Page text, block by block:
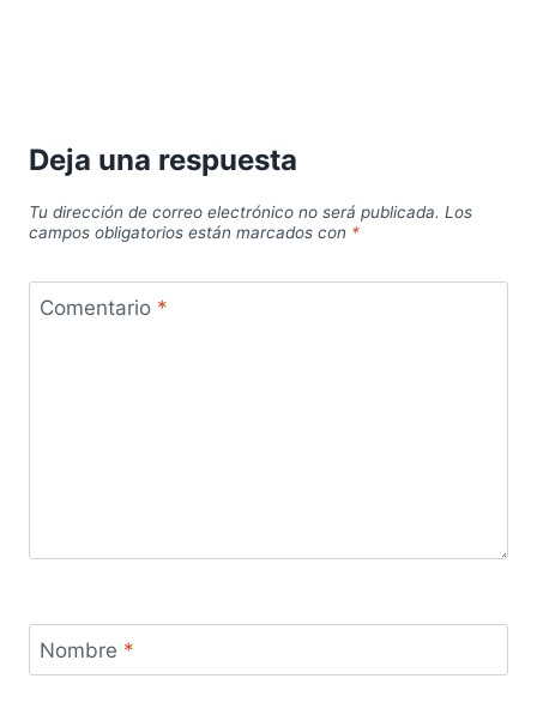
Deja una respuesta
Tu dirección de correo electrónico no será publicada. Los
campos obligatorios están marcados con *
Comentario *
Nombre *